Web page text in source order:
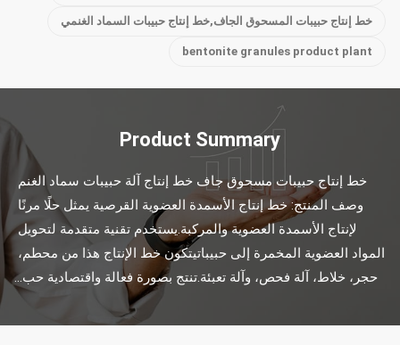
خط إنتاج حبيبات المسحوق الجاف,خط إنتاج حبيبات السماد الغنمي
bentonite granules product plant
Product Summary
لإنتاج الأسمدة العضوية والمركبة.يستخدم تقنية متقدمة لتحويل
حجر، خلاط، آلة فحص، وآلة تعبئة.تنتج بصورة فعالة واقتصادية حب...